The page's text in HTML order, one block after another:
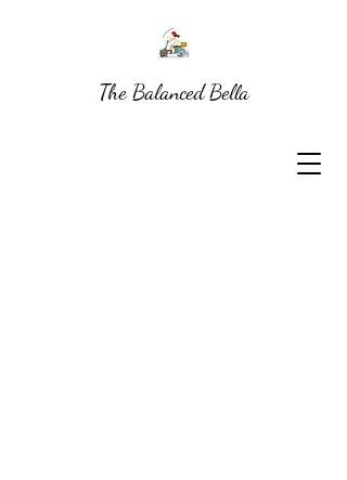
The Balanced Bella